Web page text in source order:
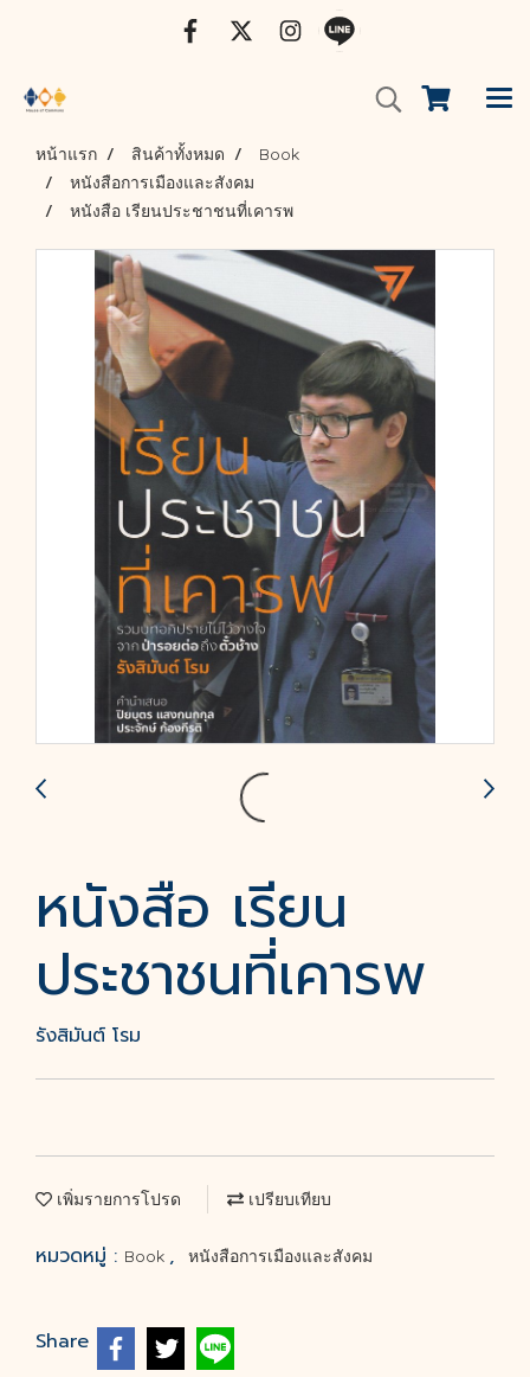
หน้าแรก สินค้าทั้งหมด
Book
หนังสือการเมืองและสังคม
หนังสือ เรียนประชาชนที่เคารพ
หนังสือ เรียน
ประชาชนที่เคารพ
รังสิมันต์ โรม
เพิ่มรายการโปรด เปรียบเทียบ
หมวดหมู่ : Book , หนังสือการเมืองและสังคม
Share